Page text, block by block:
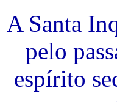
A Santa
pelo
espírito